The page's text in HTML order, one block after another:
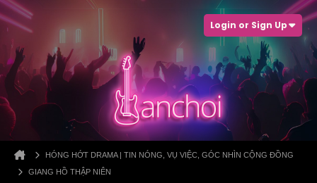
Login or Sign Up
HÓNG HỚT DRAMA | TIN NÓNG, VỤ VIỆC, GÓC NHÌN CỘNG ĐỒNG
GIANG HỒ THẬP NIÊN